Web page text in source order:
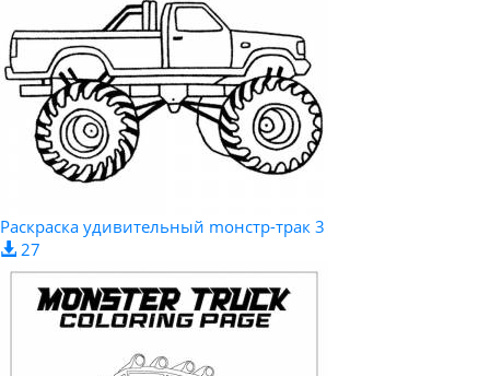
Раскраска удивительный mонстр-трак 3
27